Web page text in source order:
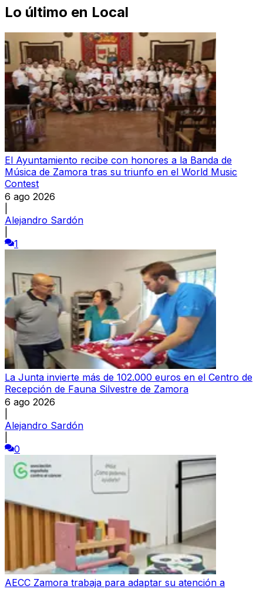
Lo último en Local
El Ayuntamiento recibe con honores a la Banda de
Música de Zamora tras su triunfo en el World Music
Contest
6 ago 2026
Alejandro Sardón
1
La Junta invierte más de 102.000 euros en el Centro de
Recepción de Fauna Silvestre de Zamora
6 ago 2026
Alejandro Sardón
0
AECC Zamora trabaja para adaptar su atención a